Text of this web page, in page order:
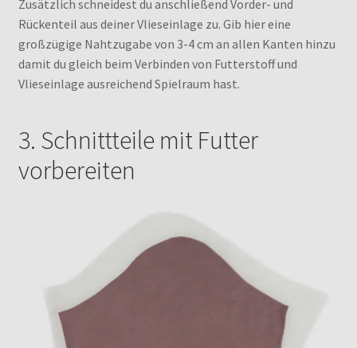
Zusätzlich schneidest du anschließend Vorder- und
Rückenteil aus deiner Vlieseinlage zu. Gib hier eine
großzügige Nahtzugabe von 3-4 cm an allen Kanten hinzu
damit du gleich beim Verbinden von Futterstoff und
Vlieseinlage ausreichend Spielraum hast.
3. Schnittteile mit Futter
vorbereiten